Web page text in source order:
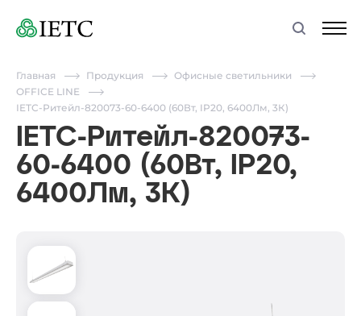
Главная Продукция
Офисные светильники
OFFICE LINE
IETC-Ритейл-820073-60-6400 (60Вт, IP20, 6400Лм, 3К)
IETC-Ритейл-820073-
60-6400 (60Вт, IP20,
6400Лм, 3К)